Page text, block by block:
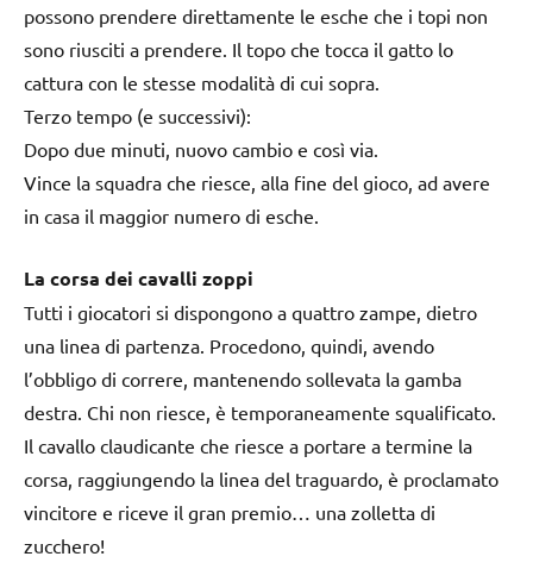
possono prendere direttamente le esche che i topi non
sono riusciti a prendere. Il topo che tocca il gatto lo
cattura con le stesse modalità di cui sopra.
Terzo tempo (e successivi):
Dopo due minuti, nuovo cambio e così via.
Vince la squadra che riesce, alla fine del gioco, ad avere
in casa il maggior numero di esche.
La corsa dei cavalli zoppi
Tutti i giocatori si dispongono a quattro zampe, dietro
una linea di partenza. Procedono, quindi, avendo
l’obbligo di correre, mantenendo sollevata la gamba
destra. Chi non riesce, è temporaneamente squalificato.
Il cavallo claudicante che riesce a portare a termine la
corsa, raggiungendo la linea del traguardo, è proclamato
vincitore e riceve il gran premio… una zolletta di
zucchero!